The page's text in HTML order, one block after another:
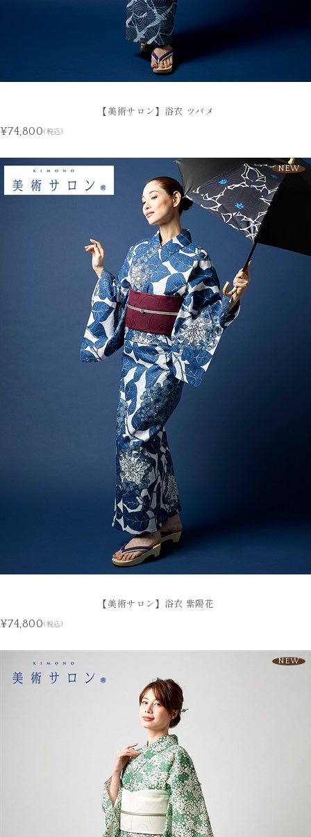
【美術サロン】浴衣 ツバメ
¥74,800(税込)
NEW
【美術サロン】浴衣 紫陽花
¥74,800(税込)
NEW